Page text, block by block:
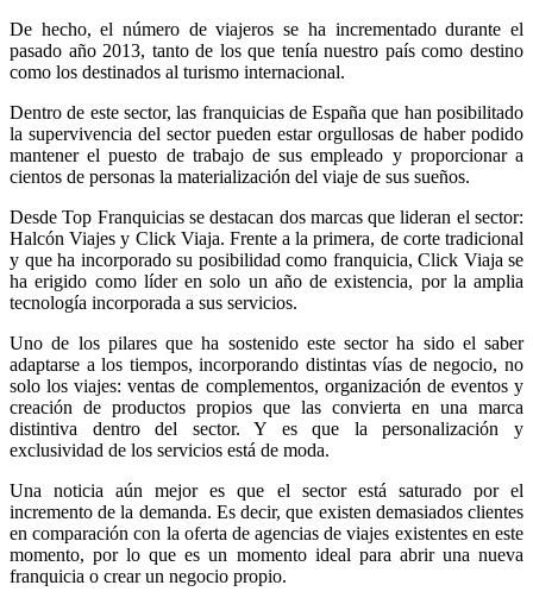
De hecho, el número de viajeros se ha incrementado durante el
pasado año 2013, tanto de los que tenía nuestro país como destino
como los destinados al turismo internacional.
Dentro de este sector, las franquicias de España que han posibilitado
la supervivencia del sector pueden estar orgullosas de haber podido
mantener el puesto de trabajo de sus empleado y proporcionar a
cientos de personas la materialización del viaje de sus sueños.
Desde Top Franquicias se destacan dos marcas que lideran el sector:
Halcón Viajes y Click Viaja. Frente a la primera, de corte tradicional
y que ha incorporado su posibilidad como franquicia, Click Viaja se
ha erigido como líder en solo un año de existencia, por la amplia
tecnología incorporada a sus servicios.
Uno de los pilares que ha sostenido este sector ha sido el saber
adaptarse a los tiempos, incorporando distintas vías de negocio, no
solo los viajes: ventas de complementos, organización de eventos y
creación de productos propios que las convierta en una marca
distintiva dentro del sector. Y es que la personalización y
exclusividad de los servicios está de moda.
Una noticia aún mejor es que el sector está saturado por el
incremento de la demanda. Es decir, que existen demasiados clientes
en comparación con la oferta de agencias de viajes existentes en este
momento, por lo que es un momento ideal para abrir una nueva
franquicia o crear un negocio propio.